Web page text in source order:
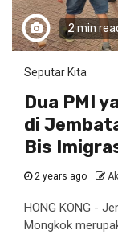
2 min
Seputar Kita
Dua PMI
di
Bis
2 years ago
HONG KONG -
Mongkok